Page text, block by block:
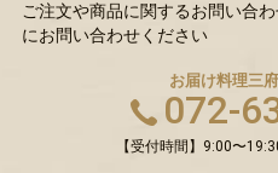
ご注文や商品に関するお問い合
にお問い合わせください
お届け料理三
072-
【受付時間】9:00〜